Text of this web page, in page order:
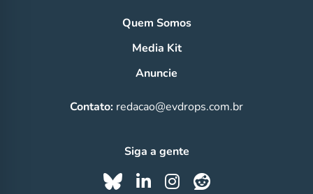
Quem Somos
Media Kit
Anuncie
Contato: redacao@evdrops.com.br
Siga a gente